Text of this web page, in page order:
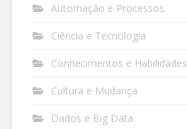
Automação e Processos
Ciência e Tecnologia
Conhecimentos e Habilidades
Cultura e Mudança
Dados e Big Data